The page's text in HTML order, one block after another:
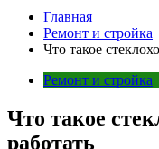
Главная
Ремонт и стройка
Что такое
Ремонт и стройка
Что такое
работать